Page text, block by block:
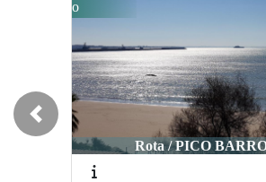
Rota / PICO BARRO
Rota /
Previous